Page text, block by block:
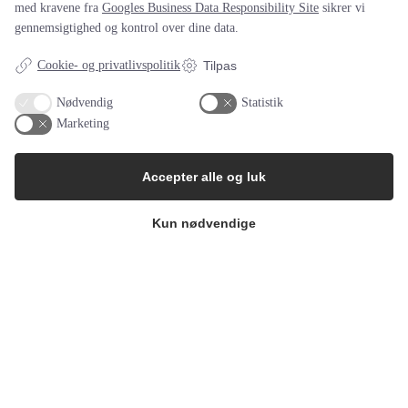
Fri Parkering!
Telefon:tel: 27 26 58 01
Email:
Navigation
med kravene fra Googles Business Data Responsibility Site sikrer vi
gennemsigtighed og kontrol over dine data.
Cookie- og privatlivspolitik Tilpas
Nødvendig
Statistik
Marketing
Kun nødvendige
Accepter alle og luk